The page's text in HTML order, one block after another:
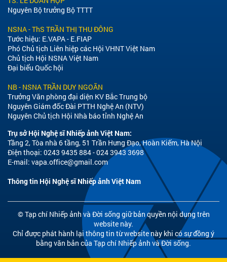
Nguyên Bộ trưởng Bộ TTTT
NSNA - ThS TRẦN THỊ THU ĐÔNG
Tước hiệu: E.VAPA - E.FIAP
Phó Chủ tịch Liên hiệp các Hội VHNT Việt Nam
Chủ tịch Hội NSNA Việt Nam
Đại biểu Quốc hội
NB - NSNA TRẦN DUY NGOÃN
Trưởng Văn phòng đại diện KV Bắc Trung bộ
Nguyên Giám đốc Đài PTTH Nghệ An (NTV)
Nguyên Chủ tịch Hội Nhà báo tỉnh Nghệ An
Trụ sở Hội Nghệ sĩ Nhiếp ảnh Việt Nam:
Tầng 2, Tòa nhà 6 tầng, 51 Trần Hưng Đạo, Hoàn Kiếm, Hà Nội
Điện thoại: 0243 9435 884 - 024 3943 3698
E-mail: vapa.office@gmail.com
Thông tin Hội Nghệ sĩ Nhiếp ảnh Việt Nam
© Tạp chí Nhiếp ảnh và Đời sống giữ bản quyền nội dung trên
website này.
Chỉ được phát hành lại thông tin từ website này khi có sự đồng ý
bằng văn bản của Tạp chí Nhiếp ảnh và Đời sống.